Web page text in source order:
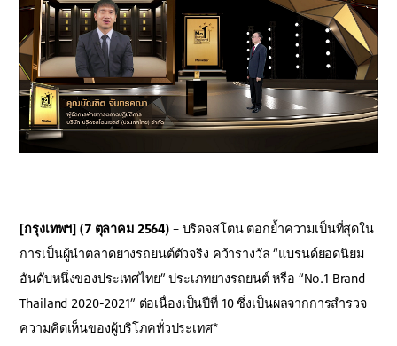
[กรุงเทพฯ] (7 ตุลาคม 2564)– บริดจสโตน ตอกย้ำความเป็นที่สุดใน
การเป็นผู้นำตลาดยางรถยนต์ตัวจริง คว้ารางวัล “แบรนด์ยอดนิยม
อันดับหนึ่งของประเทศไทย” ประเภทยางรถยนต์ หรือ “No.1 Brand
Thailand 2020-2021” ต่อเนื่องเป็นปีที่ 10 ซึ่งเป็นผลจากการสํารวจ
ความคิดเห็นของผู้บริโภคทั่วประเทศ*